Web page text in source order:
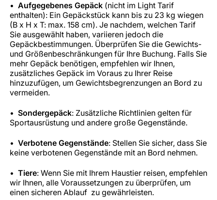
Aufgegebenes Gepäck (nicht im Light Tarif
enthalten): Ein Gepäckstück kann bis zu 23 kg wiegen
(B x H x T: max. 158 cm). Je nachdem, welchen Tarif
Sie ausgewählt haben, variieren jedoch die
Gepäckbestimmungen. Überprüfen Sie die Gewichts-
und Größenbeschränkungen für Ihre Buchung. Falls Sie
mehr Gepäck benötigen, empfehlen wir Ihnen,
zusätzliches Gepäck im Voraus zu Ihrer Reise
hinzuzufügen, um Gewichtsbegrenzungen an Bord zu
vermeiden.
Sondergepäck: Zusätzliche Richtlinien gelten für
Sportausrüstung und andere große Gegenstände.
Verbotene Gegenstände: Stellen Sie sicher, dass Sie
keine verbotenen Gegenstände mit an Bord nehmen.
Tiere: Wenn Sie mit Ihrem Haustier reisen, empfehlen
wir Ihnen, alle Voraussetzungen zu überprüfen, um
einen sicheren Ablauf zu gewährleisten.